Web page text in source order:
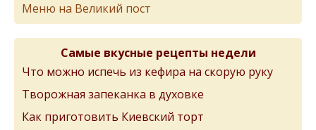
Меню на Великий пост
Самые вкусные рецепты недели
Что можно испечь из кефира на скорую руку
Творожная запеканка в духовке
Как приготовить Киевский торт